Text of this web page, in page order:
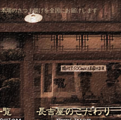
場のさつま揚げを全国にお届けします